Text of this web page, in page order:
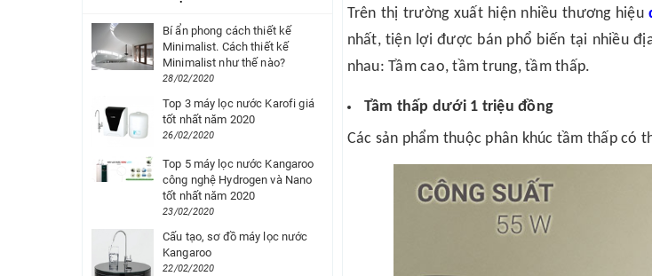
Trên thị trường xuất hiện nhiều thương hiệu
nhất, tiện lợi được bán phổ biến tại nhiều
nhau: Tầm cao, tầm trung, tầm thấp.
Tầm thấp dưới 1 triệu đồng
Các sản phẩm thuộc phân khúc tầm thấp có
Bí ẩn phong cách thiết kế
Minimalist. Cách thiết kế
Minimalist như thế nào?
28/02/2020
Top 3 máy lọc nước Karofi giá
tốt nhất năm 2020
26/02/2020
Top 5 máy lọc nước Kangaroo
công nghệ Hydrogen và Nano
tốt nhất năm 2020
23/02/2020
Cấu tạo, sơ đồ máy lọc nước
Kangaroo
22/02/2020